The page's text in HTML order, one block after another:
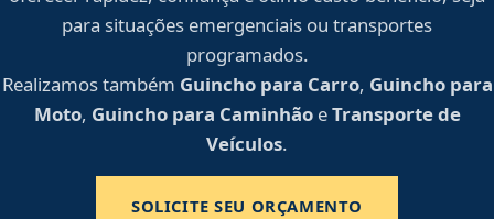
para situações emergenciais ou transportes
programados.
Realizamos também Guincho para Carro, Guincho para
Moto, Guincho para CaminhãoeTransporte de
Veículos.
SOLICITE SEU ORÇAMENTO